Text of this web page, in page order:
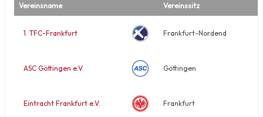
Vereinsname Vereinssitz
1. TFC-Frankfurt Frankfurt-Nordend
ASC Göttingen e.V. Göttingen
Eintracht Frankfurt e.V. Frankfurt